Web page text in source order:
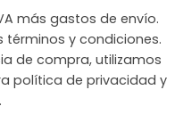
más gastos de envío.
términos y condiciones.
de compra, utilizamos
política de privacidad y